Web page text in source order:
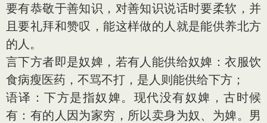
要有恭敬于善知识，对善知识说话时要柔软，并
且要礼拜和赞叹，能这样做的人就是能供养北方
的人。
言下方者即是奴婢，若有人能供给奴婢：衣服饮
食病瘦医药，不骂不打，是人则能供给下方；
语译：下方是指奴婢。现代没有奴婢，古时候
有：有的人因为家穷，所以卖身为奴、为婢。男